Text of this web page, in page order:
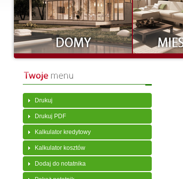
Drukuj
Drukuj PDF
Kalkulator kredytowy
Kalkulator kosztów
Dodaj do notatnika